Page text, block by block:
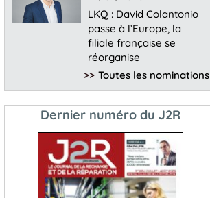
LKQ : David Colantonio
passe à l’Europe, la
filiale française se
réorganise
>> Toutes les nominations
Dernier numéro du J2R